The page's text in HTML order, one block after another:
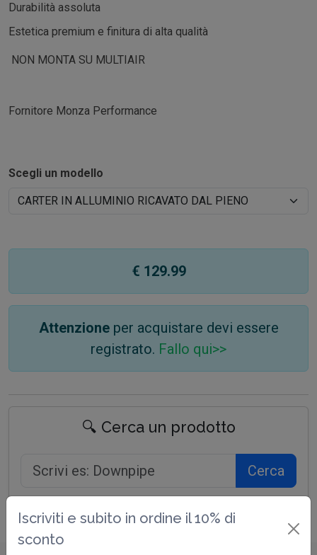
Durabilità assoluta
Estetica premium e finitura di alta qualità
NON MONTA SU MULTIAIR
Fornitore Monza Performance
Scegli un modello
€ 129.99
Attenzioneper acquistare devi essere
registrato. Fallo qui>>
🔍 Cerca un prodotto
Cerca
Iscriviti e subito in ordine il 10% di
sconto